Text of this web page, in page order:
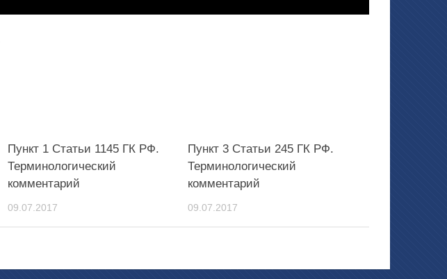
Пункт 1 Статьи 1145 ГК РФ.
Терминологический
комментарий
09.07.2017
Пункт 3 Статьи 245 ГК РФ.
Терминологический
комментарий
09.07.2017